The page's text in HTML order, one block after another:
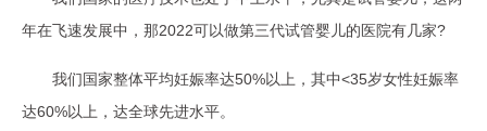
年在飞速发展中，那2022可以做第三代试管婴儿的医院有几家?
我们国家整体平均妊娠率达50%以上，其中<35岁女性妊娠率
达60%以上，达全球先进水平。